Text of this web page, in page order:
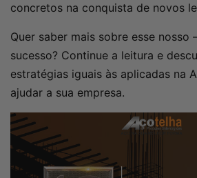
concretos na conquista de novos
Quer saber mais sobre esse
sucesso? Continue a leitura e
estratégias iguais às aplicadas na
ajudar a sua empresa.